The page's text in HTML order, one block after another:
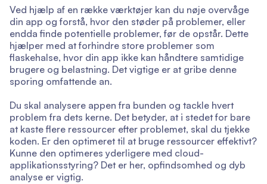
Ved hjælp af en række værktøjer kan du nøje overvåge
din app og forstå, hvor den støder på problemer, eller
endda finde potentielle problemer, før de opstår. Dette
hjælper med at forhindre store problemer som
flaskehalse, hvor din app ikke kan håndtere samtidige
brugere og belastning. Det vigtige er at gribe denne
sporing omfattende an.
Du skal analysere appen fra bunden og tackle hvert
problem fra dets kerne. Det betyder, at i stedet for bare
at kaste flere ressourcer efter problemet, skal du tjekke
koden. Er den optimeret til at bruge ressourcer effektivt?
Kunne den optimeres yderligere med cloud-
applikationsstyring? Det er her, opfindsomhed og dyb
analyse er vigtig.